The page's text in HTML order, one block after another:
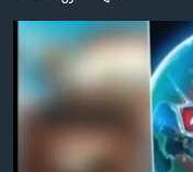
ပင်မ
အကြောင်းအရာ
အမေရိကန်
အစ္စရေး-ပါလက်စတိုင်း
သတင်းလွတ်လပ်ခွင့်
ရပ်ဝန်းတခု လမ်းတခု
အင်္ဂလိပ်စာလေ့လာမယ်
အမေရိကန်သုံးအီဒီယံ
အပတ်စဉ်ကဏ္ဍများ
No